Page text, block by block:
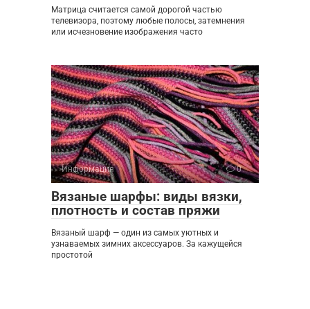
Матрица считается самой дорогой частью
телевизора, поэтому любые полосы, затемнения
или исчезновение изображения часто
Информация 0
Вязаные шарфы: виды вязки,
плотность и состав пряжи
Вязаный шарф — один из самых уютных и
узнаваемых зимних аксессуаров. За кажущейся
простотой